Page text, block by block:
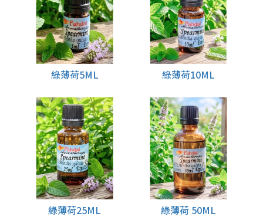
綠薄荷5ML 綠薄荷10ML
綠薄荷25ML 綠薄荷 50ML